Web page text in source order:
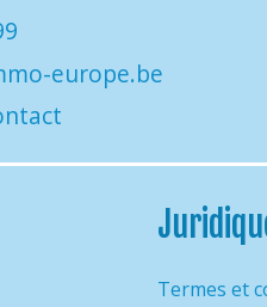
europe.be
Termes et